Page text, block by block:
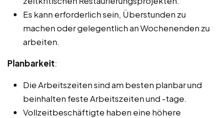
Es kann erforderlich sein, Überstunden zu
machen oder gelegentlich an Wochenenden zu
arbeiten.
Planbarkeit:
Die Arbeitszeiten sind am besten planbar und
beinhalten feste Arbeitszeiten und -tage.
Vollzeitbeschäftigte haben eine höhere